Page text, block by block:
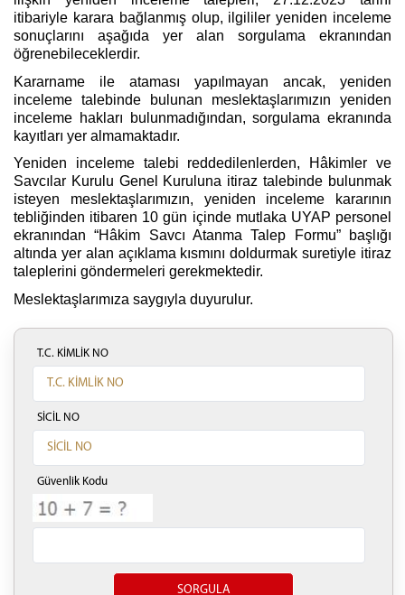
itibariyle karara bağlanmış olup, ilgililer yeniden inceleme
sonuçlarını aşağıda yer alan sorgulama ekranından
öğrenebileceklerdir.
Kararname ile ataması yapılmayan ancak, yeniden
inceleme talebinde bulunan meslektaşlarımızın yeniden
inceleme hakları bulunmadığından, sorgulama ekranında
kayıtları yer almamaktadır.
Yeniden inceleme talebi reddedilenlerden, Hâkimler ve
Savcılar Kurulu Genel Kuruluna itiraz talebinde bulunmak
isteyen meslektaşlarımızın, yeniden inceleme kararının
tebliğinden itibaren 10 gün içinde mutlaka UYAP personel
ekranından “Hâkim Savcı Atanma Talep Formu” başlığı
altında yer alan açıklama kısmını doldurmak suretiyle itiraz
taleplerini göndermeleri gerekmektedir.
Meslektaşlarımıza saygıyla duyurulur.
T.C. KİMLİK NO
SİCİL NO
Güvenlik Kodu